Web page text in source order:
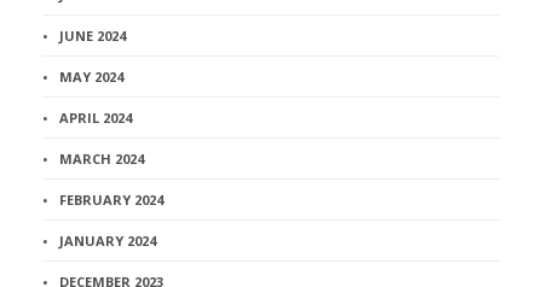
JUNE 2024
MAY 2024
APRIL 2024
MARCH 2024
FEBRUARY 2024
JANUARY 2024
DECEMBER 2023